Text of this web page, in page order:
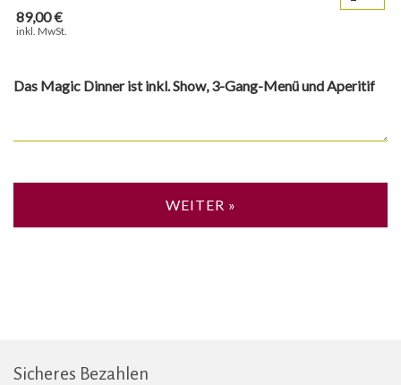
89,00 €
inkl. MwSt.
Das Magic Dinner ist inkl. Show, 3-Gang-Menü und Aperitif
WEITER »
Sicheres Bezahlen